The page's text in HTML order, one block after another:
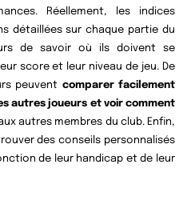
Réellement, les indices
détaillées sur chaque partie du
de savoir où ils doivent se
score et leur niveau de jeu. De
peuvent comparer facilement
autres joueurs et voir comment
autres membres du club. Enfin,
des conseils personnalisés
de leur handicap et de leur